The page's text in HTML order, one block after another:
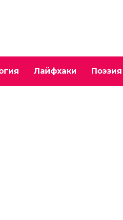
Лайфхаки Поэзия